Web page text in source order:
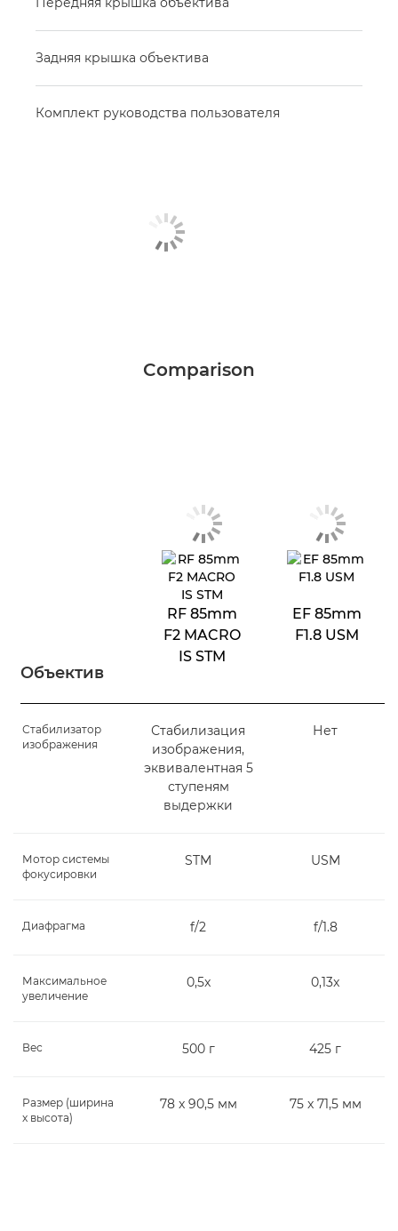
Задняя крышка объектива
Комплект руководства пользователя
Comparison
Объектив
RF 85mm
F2 MACRO
IS STM
EF 85mm
F1.8 USM
Стабилизатор
изображения
Стабилизация
изображения,
эквивалентная 5
ступеням
выдержки
Нет
Мотор системы
фокусировки
STM USM
Диафрагма f/2 f/1.8
Максимальное
увеличение
0,5x 0,13x
Вес 500 г 425 г
Размер (ширина
x высота)
78 x 90,5 мм 75 x 71,5 мм